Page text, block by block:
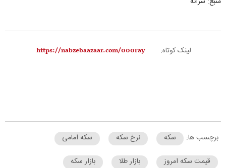
لینک کوتاه:
برچسب ها: سکه نرخ سکه
سکه امامی
قیمت سکه امروز
بازار طلا بازار سکه